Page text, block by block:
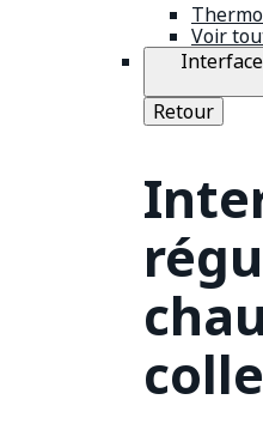
Voir
Retour